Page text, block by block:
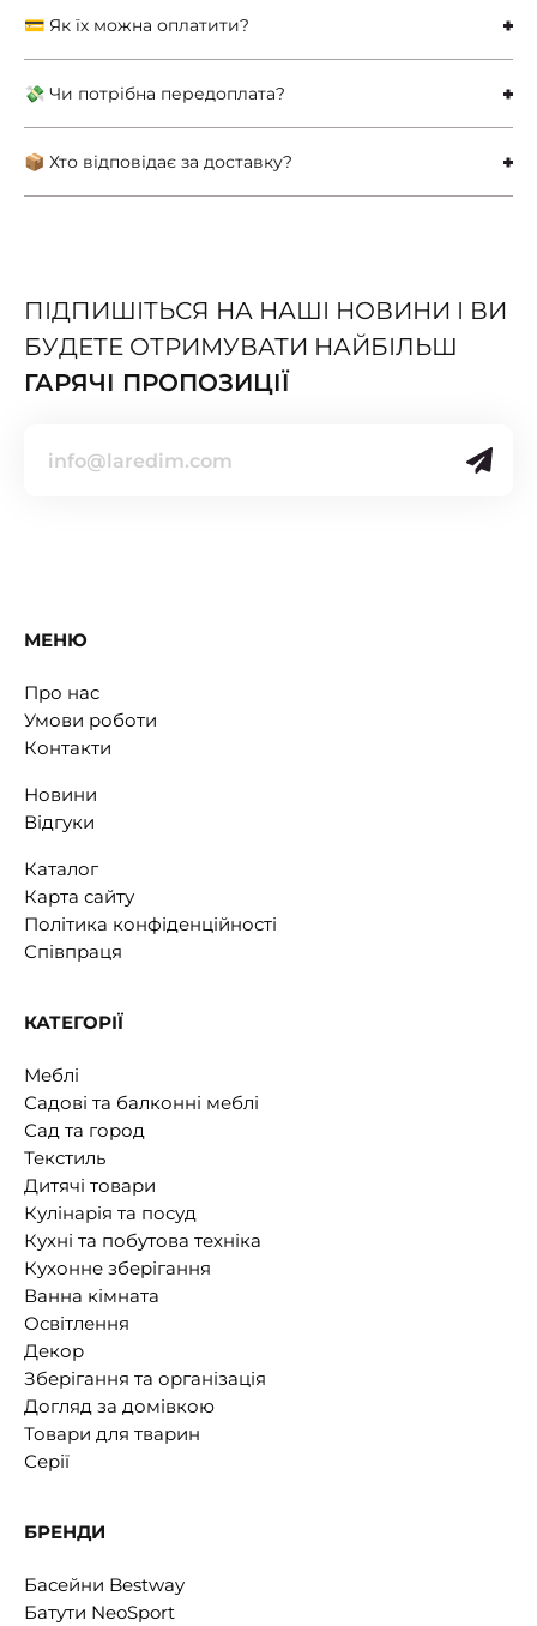
💳 Як їх можна оплатити?
💸 Чи потрібна передоплата?
📦 Хто відповідає за доставку?
ПІДПИШІТЬСЯ НА НАШІ НОВИНИ І ВИ
БУДЕТЕ ОТРИМУВАТИ НАЙБІЛЬШ
ГАРЯЧІ ПРОПОЗИЦІЇ
МЕНЮ
Про нас
Умови роботи
Контакти
Новини
Відгуки
Каталог
Карта сайту
Політика конфіденційності
Співпраця
КАТЕГОРІЇ
Меблі
Садові та балконні меблі
Сад та город
Текстиль
Дитячі товари
Кулінарія та посуд
Кухні та побутова техніка
Кухонне зберігання
Ванна кімната
Освітлення
Декор
Зберігання та організація
Догляд за домівкою
Товари для тварин
Серії
БРЕНДИ
Басейни Bestway
Батути NeoSport